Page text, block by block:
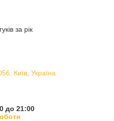
за рік
Київ, Україна
до 21:00